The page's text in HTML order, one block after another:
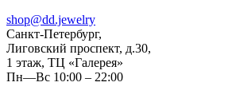
shop@dd.jewelry
Санкт-Петербург,
Лиговский проспект, д.30,
1 этаж, ТЦ «Галерея»
Пн—Вс 10:00 – 22:00